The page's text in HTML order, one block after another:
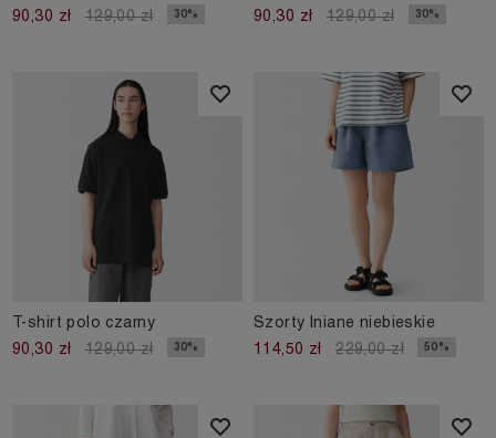
90,30 zł
129,00 zł 30%
90,30 zł
129,00 zł 30%
T-shirt polo czarny
90,30 zł
129,00 zł 30%
Szorty lniane niebieskie
114,50 zł
229,00 zł 50%